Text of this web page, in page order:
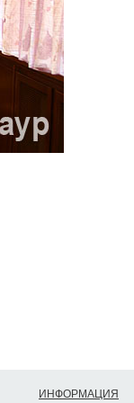
ИНФОРМАЦИЯ